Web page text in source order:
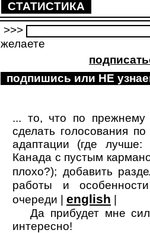
СТАТИСТИКА
>>>
желаете
подпишись или НЕ
... то, что по прежнему
сделать голосования
адаптации (где
Канада с пустым
плохо?); добавить
работы и
очереди | english |
Да прибудет мне
интересно!